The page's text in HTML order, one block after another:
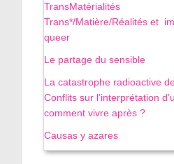
TransMatérialités
Trans*/Matière/Réalités et
queer
Le partage du sensible
La catastrophe radioactive
Conflits sur l’interprétation
comment vivre après ?
Causas y azares